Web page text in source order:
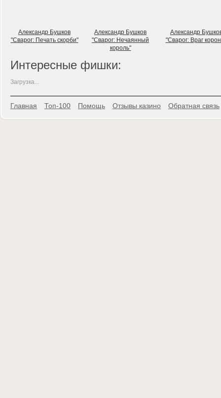
Александр Бушков
"Сварог: Печать скорби"
Александр Бушков
"Сварог: Нечаянный
король"
Александр
"Сварог: Враг
Интересные фишки:
Загрузка...
Главная Топ-100 Помощь Отзывы казино Обратная связь